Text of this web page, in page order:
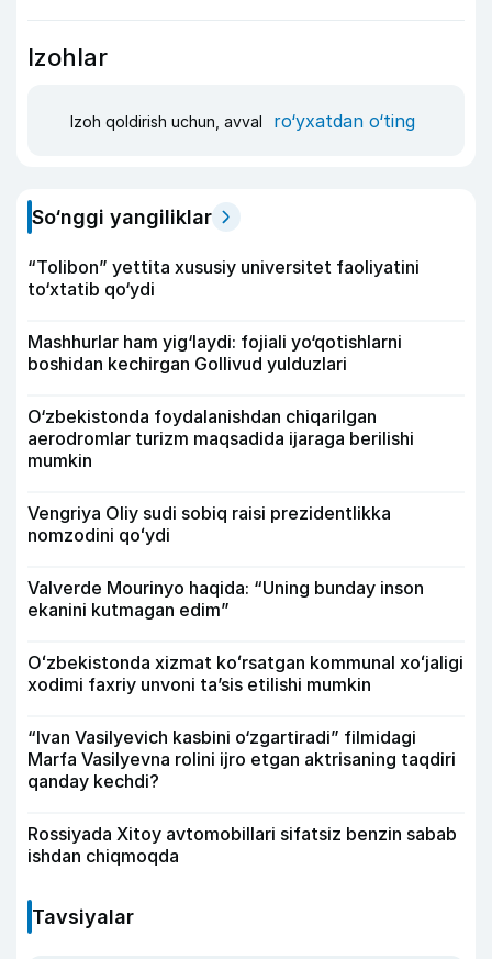
Izohlar
Izoh qoldirish uchun, avval ro‘yxatdan o‘ting
So‘nggi yangiliklar
“Tolibon” yettita xususiy universitet faoliyatini
to‘xtatib qo‘ydi
Mashhurlar ham yig‘laydi: fojiali yo‘qotishlarni
boshidan kechirgan Gollivud yulduzlari
O‘zbekistonda foydalanishdan chiqarilgan
aerodromlar turizm maqsadida ijaraga berilishi
mumkin
Vengriya Oliy sudi sobiq raisi prezidentlikka
nomzodini qoʻydi
Valverde Mourinyo haqida: “Uning bunday inson
ekanini kutmagan edim”
Oʻzbekistonda xizmat koʻrsatgan kommunal xoʻjaligi
xodimi faxriy unvoni taʼsis etilishi mumkin
“Ivan Vasilyevich kasbini o‘zgartiradi” filmidagi
Marfa Vasilyevna rolini ijro etgan aktrisaning taqdiri
qanday kechdi?
Rossiyada Xitoy avtomobillari sifatsiz benzin sabab
ishdan chiqmoqda
Tavsiyalar